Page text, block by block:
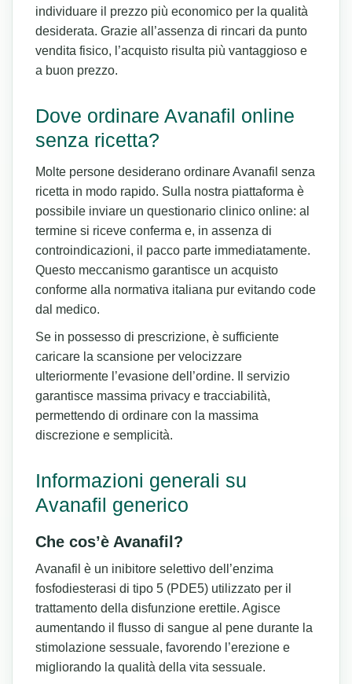
individuare il prezzo più economico per la qualità
desiderata. Grazie all’assenza di rincari da punto
vendita fisico, l’acquisto risulta più vantaggioso e
a buon prezzo.
Dove ordinare Avanafil online
senza ricetta?
Molte persone desiderano ordinare Avanafil senza
ricetta in modo rapido. Sulla nostra piattaforma è
possibile inviare un questionario clinico online: al
termine si riceve conferma e, in assenza di
controindicazioni, il pacco parte immediatamente.
Questo meccanismo garantisce un acquisto
conforme alla normativa italiana pur evitando code
dal medico.
Se in possesso di prescrizione, è sufficiente
caricare la scansione per velocizzare
ulteriormente l’evasione dell’ordine. Il servizio
garantisce massima privacy e tracciabilità,
permettendo di ordinare con la massima
discrezione e semplicità.
Informazioni generali su
Avanafil generico
Che cos’è Avanafil?
Avanafil è un inibitore selettivo dell’enzima
fosfodiesterasi di tipo 5 (PDE5) utilizzato per il
trattamento della disfunzione erettile. Agisce
aumentando il flusso di sangue al pene durante la
stimolazione sessuale, favorendo l’erezione e
migliorando la qualità della vita sessuale.